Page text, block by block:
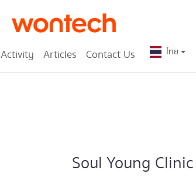
Activity Articles Contact Us ไทย
Soul Young Clinic